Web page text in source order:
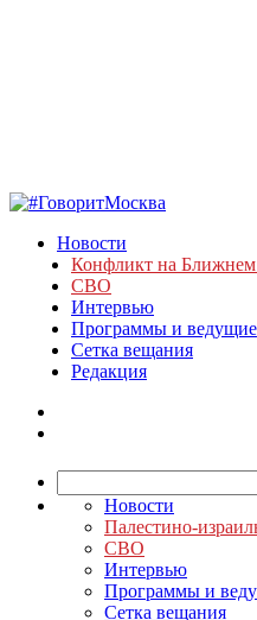
Новости
Конфликт на Ближнем
СВО
Интервью
Программы и ведущие
Сетка вещания
Редакция
Новости
Палестино-
СВО
Интервью
Программы и
Сетка вещания